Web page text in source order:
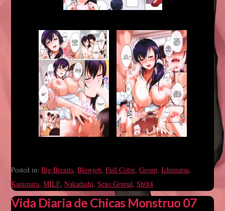
Posted in:Big Breasts,Blowjob,Full Color,Group,Ichimatsu,
Kanimura,MILF,Nakadashi,Sexo Grupal,Sh0t4
Vida Diaria de Chicas Monstruo 07